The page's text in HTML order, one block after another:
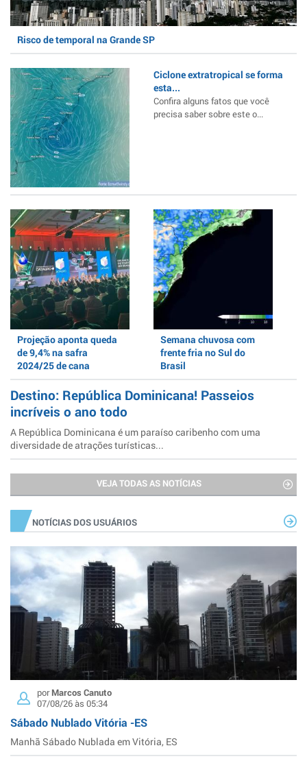
Risco de temporal na Grande SP
Ciclone extratropical se forma
esta...
Confira alguns fatos que você
precisa saber sobre este o...
Projeção aponta queda
de 9,4% na safra
2024/25 de cana
Semana chuvosa com
frente fria no Sul do
Brasil
Destino: República Dominicana! Passeios
incríveis o ano todo
A República Dominicana é um paraíso caribenho com uma
diversidade de atrações turísticas...
VEJA TODAS AS NOTÍCIAS
NOTÍCIAS DOS USUÁRIOS
porMarcos Canuto
07/08/26 às 05:34
Sábado Nublado Vitória -ES
Manhã Sábado Nublada em Vitória, ES